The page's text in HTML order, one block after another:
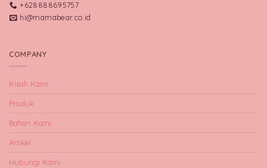
+628888695757
hi@mamabear.co.id
COMPANY
Kisah Kami
Produk
Bahan Kami
Artikel
Hubungi Kami